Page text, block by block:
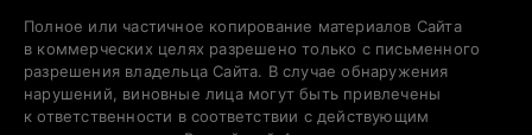
Полное или частичное копирование материалов Сайта
в коммерческих целях разрешено только с письменного
разрешения владельца Сайта. В случае обнаружения
нарушений, виновные лица могут быть привлечены
к ответственности в соответствии с действующим